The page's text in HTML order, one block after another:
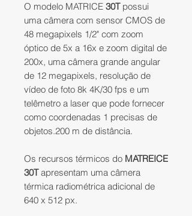
O modelo MATRICE 30Tpossui
uma câmera com sensor CMOS de
48 megapixels 1/2" com zoom
óptico de 5x a 16x e zoom digital de
200x, uma câmera grande angular
de 12 megapixels, resolução de
vídeo de foto 8k 4K/30 fps e um
telêmetro a laser que pode fornecer
como coordenadas 1 precisas de
objetos.200 m de distância.
Os recursos térmicos do MATREICE
30Tapresentam uma câmera
térmica radiométrica adicional de
640 x 512 px.